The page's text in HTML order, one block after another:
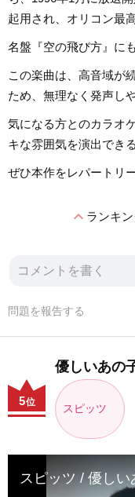
起用され、オリコン最
名盤『空の飛び方』に
この楽曲は、高音域が
ため、無理なく発声し
気になる方とのカラオ
キな雰囲気を演出でき
ぜひ本作をレパートリ
expand_lessランキ
問題を報告する
優しいあの
スピッツ
5位
スピッツ / 優しい